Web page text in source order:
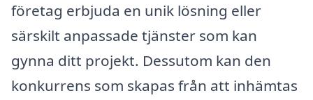
företag erbjuda en unik lösning eller
särskilt anpassade tjänster som kan
gynna ditt projekt. Dessutom kan den
konkurrens som skapas från att inhämtas